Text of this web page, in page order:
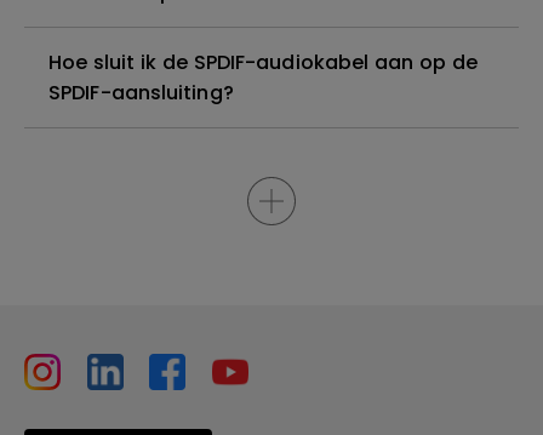
Hoe sluit ik de SPDIF-audiokabel aan op de
SPDIF-aansluiting?